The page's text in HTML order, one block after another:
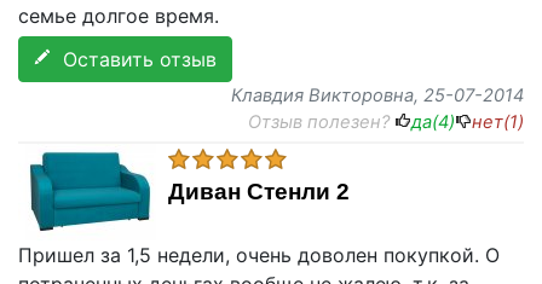
семье долгое время.
Оставить отзыв
Клавдия Викторовна, 25-07-2014
Отзыв полезен?
да(4) нет(1)
Диван Стенли 2
Пришел за 1,5 недели, очень доволен покупкой. О